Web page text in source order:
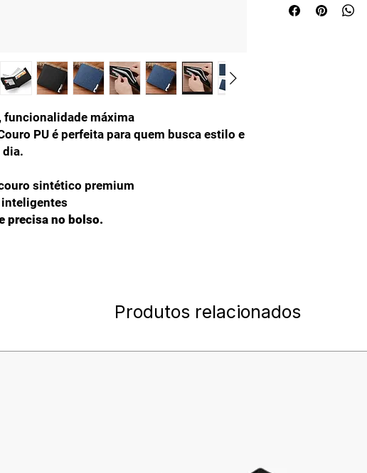
funcionalidade máxima
PU é perfeita para quem busca estilo e
dia.
sintético premium
precisa no bolso.
Produtos relacionados